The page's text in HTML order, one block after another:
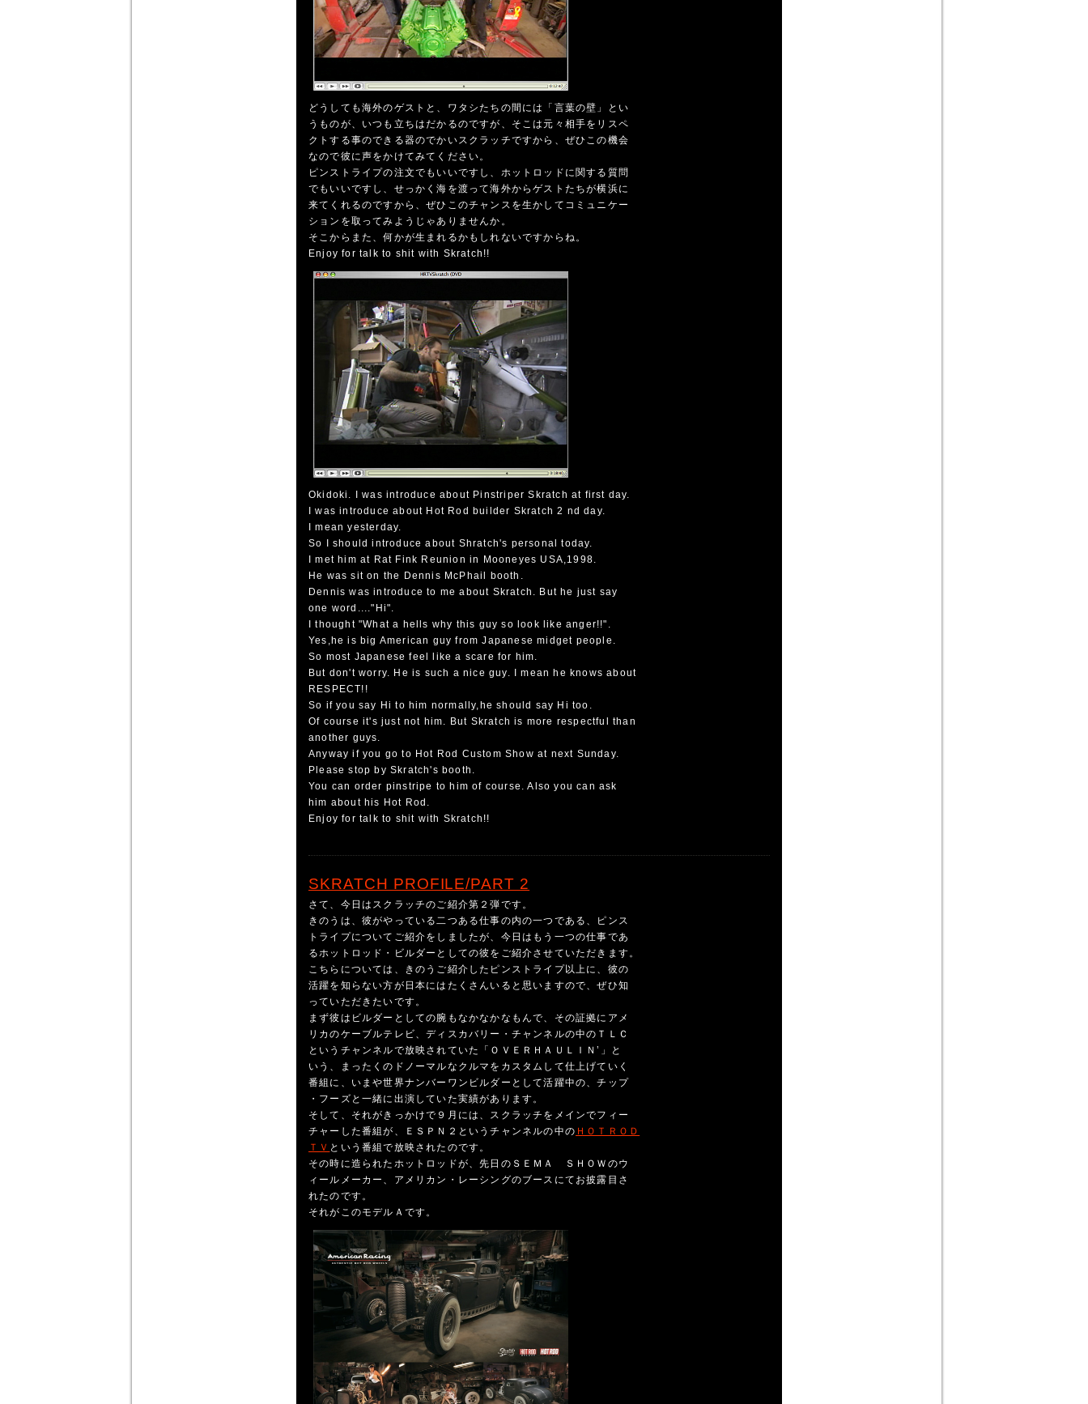
どうしても海外のゲストと、ワタシたちの間には「言葉の壁」とい
うものが、いつも立ちはだかるのですが、そこは元々相手をリスペ
クトする事のできる器のでかいスクラッチですから、ぜひこの機会
なので彼に声をかけてみてください。
ピンストライプの注文でもいいですし、ホットロッドに関する質問
でもいいですし、せっかく海を渡って海外からゲストたちが横浜に
来てくれるのですから、ぜひこのチャンスを生かしてコミュニケー
ションを取ってみようじゃありませんか。
そこからまた、何かが生まれるかもしれないですからね。
Enjoy for talk to shit with Skratch!!
Okidoki. I was introduce about Pinstriper Skratch at first day.
I was introduce about Hot Rod builder Skratch 2 nd day.
I mean yesterday.
So I should introduce about Shratch's personal today.
I met him at Rat Fink Reunion in Mooneyes USA,1998.
He was sit on the Dennis McPhail booth.
Dennis was introduce to me about Skratch. But he just say
one word...."Hi".
I thought "What a hells why this guy so look like anger!!".
Yes,he is big American guy from Japanese midget people.
So most Japanese feel like a scare for him.
But don't worry. He is such a nice guy. I mean he knows about
RESPECT!!
So if you say Hi to him normally,he should say Hi too.
Of course it's just not him. But Skratch is more respectful than
another guys.
Anyway if you go to Hot Rod Custom Show at next Sunday.
Please stop by Skratch's booth.
You can order pinstripe to him of course. Also you can ask
him about his Hot Rod.
Enjoy for talk to shit with Skratch!!
SKRATCH PROFILE/PART 2
さて、今日はスクラッチのご紹介第２弾です。
きのうは、彼がやっている二つある仕事の内の一つである、ピンス
トライプについてご紹介をしましたが、今日はもう一つの仕事であ
るホットロッド・ビルダーとしての彼をご紹介させていただきます。
こちらについては、きのうご紹介したピンストライプ以上に、彼の
活躍を知らない方が日本にはたくさんいると思いますので、ぜひ知
っていただきたいです。
まず彼はビルダーとしての腕もなかなかなもんで、その証拠にアメ
リカのケーブルテレビ、ディスカバリー・チャンネルの中のＴＬＣ
というチャンネルで放映されていた「ＯＶＥＲＨＡＵＬＩＮ’」と
いう、まったくのドノーマルなクルマをカスタムして仕上げていく
番組に、いまや世界ナンバーワンビルダーとして活躍中の、チップ
・フーズと一緒に出演していた実績があります。
そして、それがきっかけで９月には、スクラッチをメインでフィー
チャーした番組が、ＥＳＰＮ２というチャンネルの中の ＨＯＴＲＯＤ
ＴＶ という番組で放映されたのです。
その時に造られたホットロッドが、先日のＳＥＭＡ ＳＨＯＷのウ
ィールメーカー、アメリカン・レーシングのブースにてお披露目さ
れたのです。
それがこのモデルＡです。